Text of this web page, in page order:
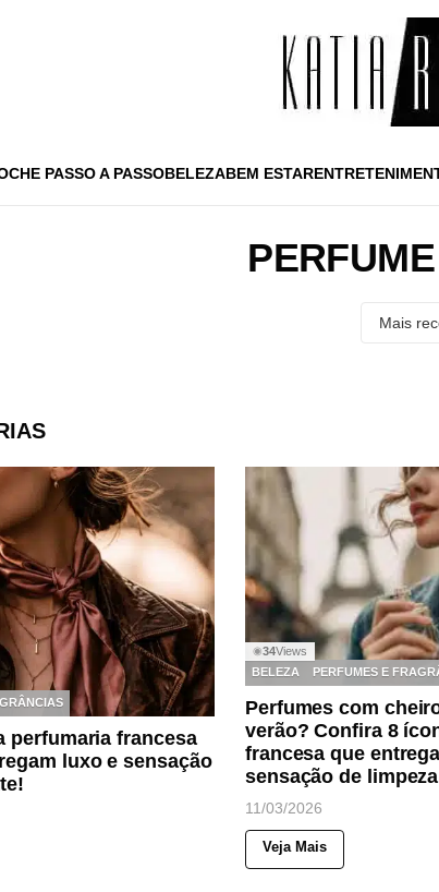
PASSO A PASSOBELEZABEM ESTAR
perfumaria francesa
luxo e sensação
◉34Views
BELEZA
PERFUMES E
Perfumes com
verão? Confira 8
francesa que
sensação de
11/03/2026
Veja Mais